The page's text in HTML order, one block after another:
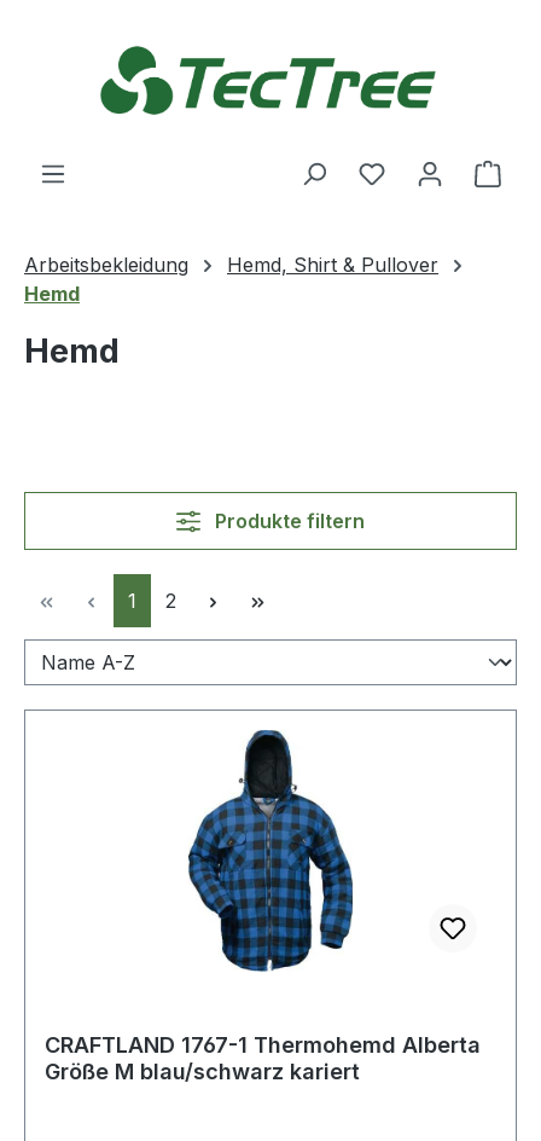
Du hast 0
Arbeitsbekleidung
Hemd, Shirt & Pullover
Hemd
Hemd
Produkte filtern
Seite
1 Seite
2
CRAFTLAND 1767-1 Thermohemd Alberta
Größe M blau/schwarz kariert